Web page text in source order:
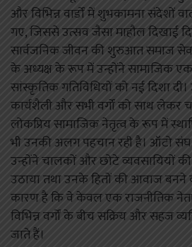
और विभिन्न वार्डों में शुभकामना संदेशों
गए, जिससे उत्सव जैसा माहौल दिखाई
सार्वजनिक जीवन की शुरुआत समाज
के अध्यक्ष के रूप में उन्होंने सामाजिक
सांस्कृतिक गतिविधियों को नई दिशा
कार्यशैली और सभी वर्गों को साथ
लोकप्रिय सामाजिक नेतृत्व के रूप में
भी उनकी अलग पहचान रही है। ऑटो
उन्होंने चालकों और छोटे व्यवसायियों
उठाया तथा उनके हितों की आवाज बनने
कारण है कि वे केवल एक राजनीतिक
विभिन्न वर्गों के बीच सक्रिय और सहज
जाते हैं।